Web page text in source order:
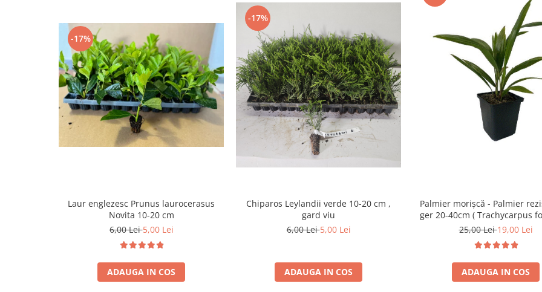
-17%
Laur englezesc Prunus laurocerasus
Novita 10-20 cm
6,00 Lei5,00 Lei
ADAUGA IN COS
-17%
Chiparos Leylandii verde 10-20 cm ,
gard viu
6,00 Lei5,00 Lei
ADAUGA IN COS
Palmier morișcă - Palmier
ger 20-40cm ( Trachycarpus
25,00 Lei19,00 Lei
ADAUGA IN COS